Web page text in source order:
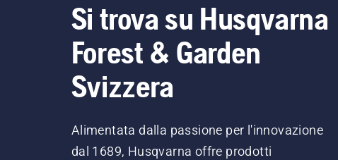
Si trova su Husqvarna
Forest & Garden
Svizzera
Alimentata dalla passione per l'innovazione
dal 1689, Husqvarna offre prodotti